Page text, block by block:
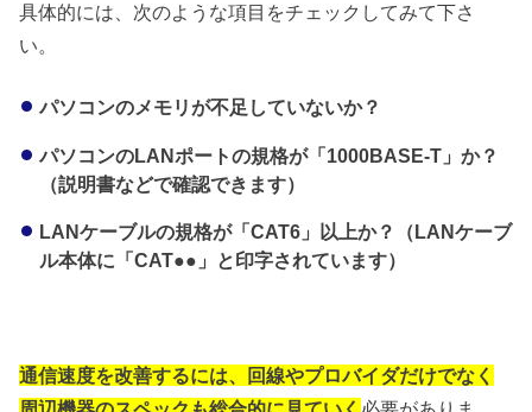
具体的には、次のような項目をチェックしてみて下さ
い。
パソコンのメモリが不足していないか？
パソコンのLANポートの規格が「1000BASE-T」か？
（説明書などで確認できます）
LANケーブルの規格が「CAT6」以上か？（LANケーブ
ル本体に「CAT●●」と印字されています）
通信速度を改善するには、回線やプロバイダだけでなく